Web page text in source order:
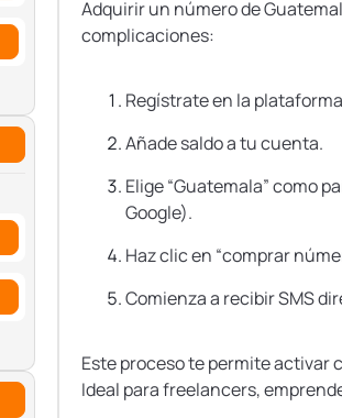
Adquirir un número de
complicaciones:
Regístrate en la plataforma
Añade saldo a tu cuenta.
Elige “Guatemala” como
Google).
Haz clic en “comprar
Comienza a recibir SMS
Este proceso te permite activar
Ideal para freelancers,